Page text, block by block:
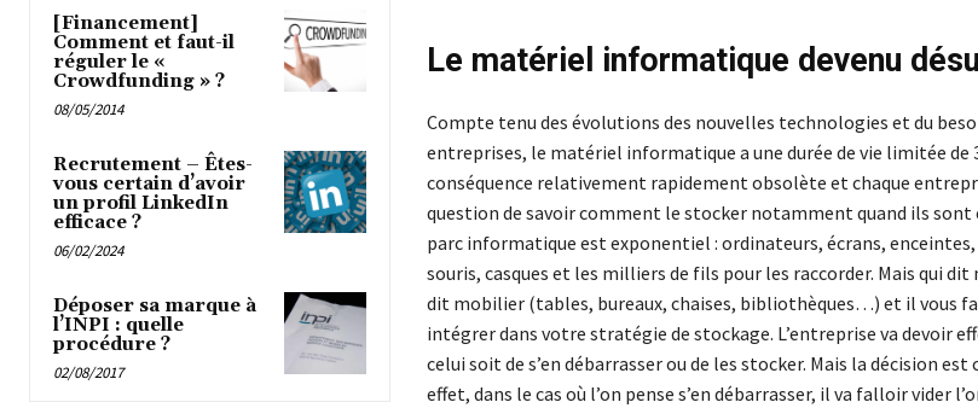
[Financement]
Comment et faut-il
réguler le «
Crowdfunding » ?
08/05/2014
Recrutement – Êtes-
vous certain d’avoir
un profil LinkedIn
efficace ?
06/02/2024
Déposer sa marque à
l’INPI : quelle
procédure ?
02/08/2017
Le matériel informatique devenu
Compte tenu des évolutions des nouvelles technologies et du
entreprises, le matériel informatique a une durée de vie limitée de
conséquence relativement rapidement obsolète et chaque
question de savoir comment le stocker notamment quand ils sont
parc informatique est exponentiel : ordinateurs, écrans,
souris, casques et les milliers de fils pour les raccorder. Mais qui
dit mobilier (tables, bureaux, chaises, bibliothèques…) et il vous
intégrer dans votre stratégie de stockage. L’entreprise va devoir
celui soit de s’en débarrasser ou de les stocker. Mais la décision est
effet, dans le cas où l’on pense s’en débarrasser, il va falloir vider